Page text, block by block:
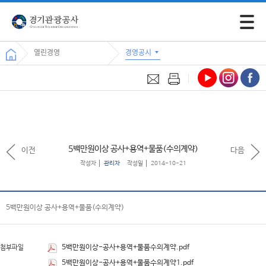
모바일
열린경영 경영공시
5백만원이상 공사+용역+물품(수의계약)
작성자 관리자 작성일 2014-10-21
이전 다음
5백만원이상 공사+용역+물품(수의계약)
첨부파일
5백만원이상-공사+용역+물품수의계약.pdf
5백만원이상-공사+용역+물품수의계약1.pdf